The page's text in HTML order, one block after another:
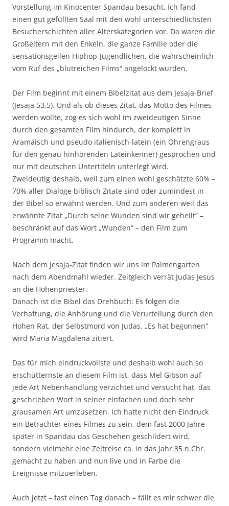
Vorstellung im Kinocenter Spandau besucht. Ich fand
einen gut gefüllten Saal mit den wohl unterschiedlichsten
Besucherschichten aller Alterskategorien vor. Da waren die
Großeltern mit den Enkeln, die ganze Familie oder die
sensationsgeilen Hiphop-Jugendlichen, die wahrscheinlich
vom Ruf des „blutreichen Films“ angelockt wurden.
Der Film beginnt mit einem Bibelzitat aus dem Jesaja-Brief
(Jesaja 53,5). Und als ob dieses Zitat, das Motto des Filmes
werden wollte, zog es sich wohl im zweideutigen Sinne
durch den gesamten Film hindurch, der komplett in
Aramäisch und pseudo italienisch-latein (ein Ohrengraus
für den genau hinhörenden Lateinkenner) gesprochen und
nur mit deutschen Untertiteln unterlegt wird.
Zweideutig deshalb, weil zum einen wohl geschätzte 60% –
70% aller Dialoge biblisch Zitate sind oder zumindest in
der Bibel so erwähnt werden. Und zum anderen weil das
erwähnte Zitat „Durch seine Wunden sind wir geheilt“ –
beschränkt auf das Wort „Wunden“ – den Film zum
Programm macht.
Nach dem Jesaja-Zitat finden wir uns im Palmengarten
nach dem Abendmahl wieder. Zeitgleich verrät Judas Jesus
an die Hohenpriester.
Danach ist die Bibel das Drehbuch: Es folgen die
Verhaftung, die Anhörung und die Verurteilung durch den
Hohen Rat, der Selbstmord von Judas. „Es hat begonnen“
wird Maria Magdalena zitiert.
Das für mich eindruckvollste und deshalb wohl auch so
erschütternste an diesem Film ist, dass Mel Gibson auf
jede Art Nebenhandlung verzichtet und versucht hat, das
geschrieben Wort in seiner einfachen und doch sehr
grausamen Art umzusetzen. Ich hatte nicht den Eindruck
ein Betrachter eines Filmes zu sein, dem fast 2000 Jahre
später in Spandau das Geschehen geschildert wird,
sondern vielmehr eine Zeitreise ca. in das Jahr 35 n.Chr.
gemacht zu haben und nun live und in Farbe die
Ereignisse mitzuerleben.
Auch jetzt – fast einen Tag danach – fällt es mir schwer die